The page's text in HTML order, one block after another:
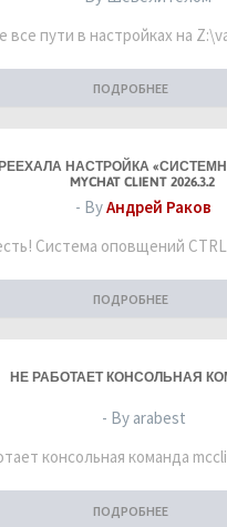
все пути в настройках на
ПОДРОБНЕЕ
НАСТРОЙКА
MYCHAT CLIENT 2026.3.2
- ByАндрей Раков
Система оповщений
ПОДРОБНЕЕ
НЕ РАБОТАЕТ КОНСОЛЬНАЯ
- By arabest
консольная команда
ПОДРОБНЕЕ